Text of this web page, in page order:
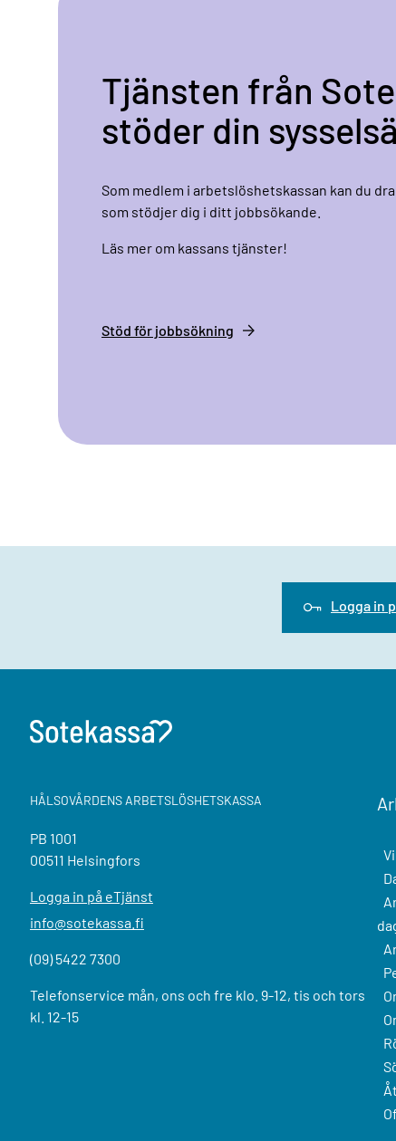
Tjänsten från
stöder din
Som medlem i arbetslöshetskassan kan du
som stödjer dig i ditt jobbsökande.
Läs mer om kassans tjänster!
Stöd för jobbsökning
Logga in
HÅLSOVÅRDENS ARBETSLÖSHETSKASSA
PB 1001
00511 Helsingfors
Logga in på eTjänst
info@sotekassa.fi
(09) 5422 7300
Telefonservice mån, ons och fre klo. 9-12, tis och tors
kl. 12-15